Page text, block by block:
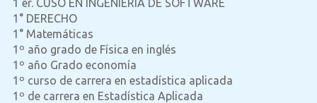
1 er. CUSO EN INGENIERIA DE SOFTWARE
1° DERECHO
1° Matemáticas
1º año grado de Física en inglés
1º año Grado economía
1º curso de carrera en estadística aplicada
1º de carrera en Estadística Aplicada